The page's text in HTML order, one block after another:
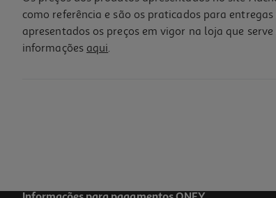
como referência e são os praticados para
apresentados os preços em vigor na loja que
informações aqui.